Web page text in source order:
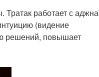
Тратак работает с аджна
(видение
решений, повышает